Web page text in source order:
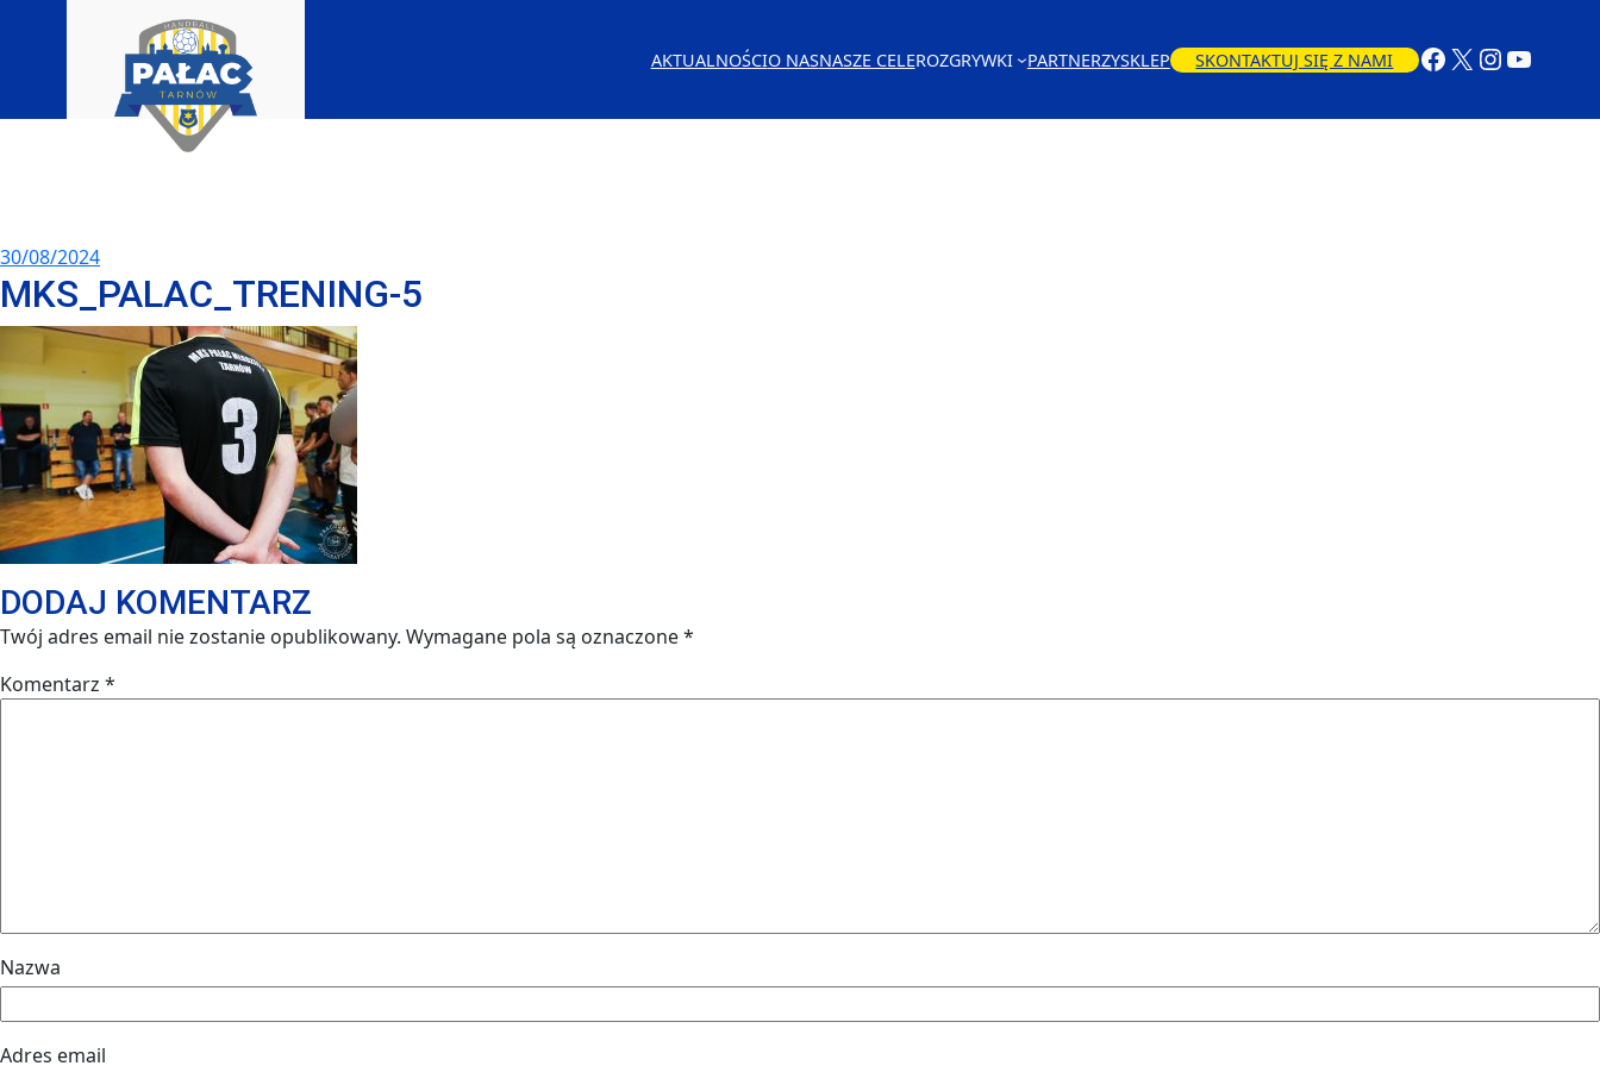
AKTUALNOŚCIO NASNASZE CELEROZGRYWKI PARTNERZYSKLEP SKONTAKTUJ SIĘ Z NAMI
30/08/2024
MKS_PALAC_TRENING-5
DODAJ KOMENTARZ
Twój adres email nie zostanie opublikowany. Wymagane pola są oznaczone*
Komentarz *
Nazwa
Adres email